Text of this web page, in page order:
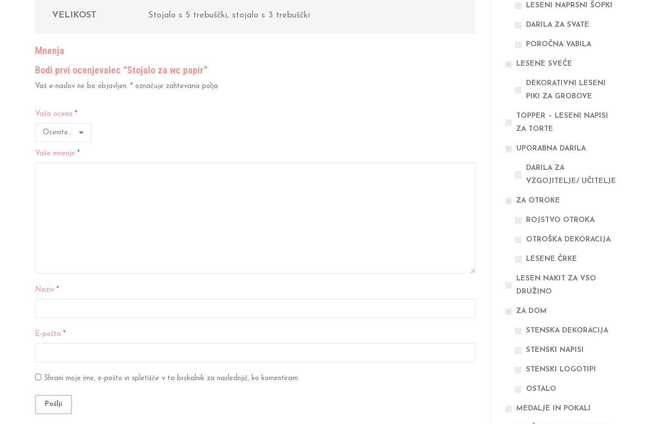
VELIKOST Stojalo s 5 trebuščki, stojalo s 3 trebuščki
Mnenja
Bodi prvi ocenjevalec “Stojalo za wc papir”
Vaš e-naslov ne bo objavljen. * označuje zahtevana polja
Vaša ocena *
Vaše mnenje *
Naziv *
E-pošta *
Shrani moje ime, e-pošto in spletišče v ta brskalnik za naslednjič, ko komentiram.
LESENI NAPRSNI ŠOPKI
DARILA ZA SVATE
POROČNA VABILA
LESENE SVEČE
DEKORATIVNI LESENI
PIKI ZA GROBOVE
TOPPER – LESENI NAPISI
ZA TORTE
UPORABNA DARILA
DARILA ZA
VZGOJITELJE/ UČITELJE
ZA OTROKE
ROJSTVO OTROKA
OTROŠKA DEKORACIJA
LESENE ČRKE
LESEN NAKIT ZA VSO
DRUŽINO
ZA DOM
STENSKA DEKORACIJA
STENSKI NAPISI
STENSKI LOGOTIPI
OSTALO
MEDALJE IN POKALI